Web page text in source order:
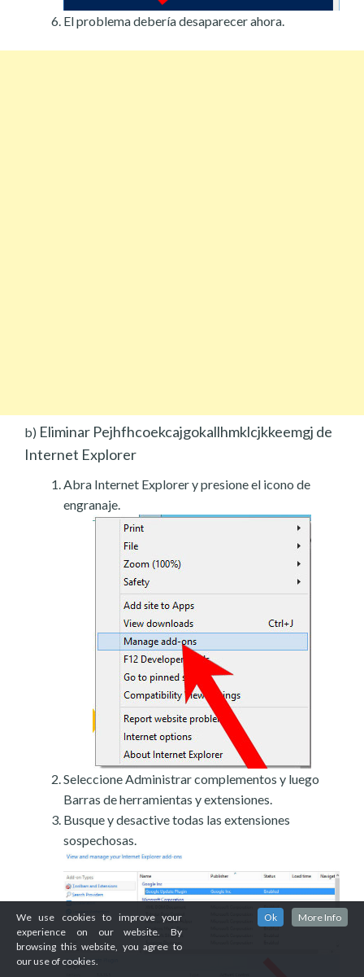
El problema debería desaparecer ahora.
b) Eliminar Pejhfhcoekcajgokallhmklcjkkeemgj de
Internet Explorer
Abra Internet Explorer y presione el icono de
engranaje.
Seleccione Administrar complementos y luego
Barras de herramientas y extensiones.
Busque y desactive todas las extensiones
sospechosas.
We use cookies to improve your
experience on our website. By
browsing this website, you agree to
our use of cookies.
Ok More Info